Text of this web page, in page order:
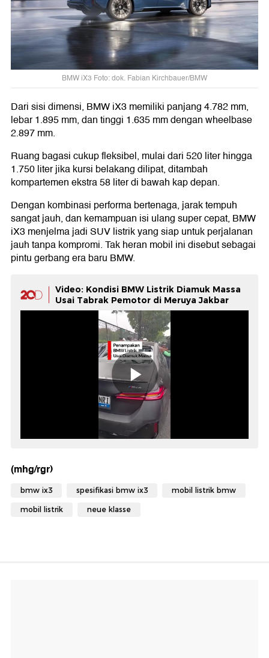
BMW iX3 Foto: dok. Fabian Kirchbauer/BMW
Dari sisi dimensi, BMW iX3 memiliki panjang 4.782 mm,
lebar 1.895 mm, dan tinggi 1.635 mm dengan wheelbase
2.897 mm.
Ruang bagasi cukup fleksibel, mulai dari 520 liter hingga
1.750 liter jika kursi belakang dilipat, ditambah
kompartemen ekstra 58 liter di bawah kap depan.
Dengan kombinasi performa bertenaga, jarak tempuh
sangat jauh, dan kemampuan isi ulang super cepat, BMW
iX3 menjelma jadi SUV listrik yang siap untuk perjalanan
jauh tanpa kompromi. Tak heran mobil ini disebut sebagai
pintu gerbang era baru BMW.
Video: Kondisi BMW Listrik Diamuk Massa
Usai Tabrak Pemotor di Meruya Jakbar
(mhg/rgr)
bmw ix3 spesifikasi bmw ix3 mobil listrik bmw
mobil listrik neue klasse